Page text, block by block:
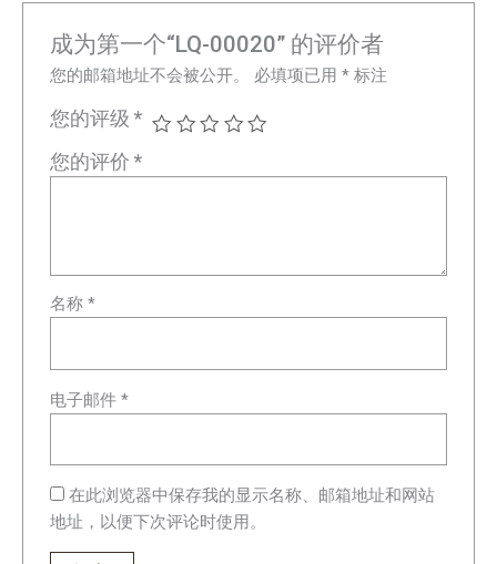
成为第一个“LQ-00020” 的评价者
您的邮箱地址不会被公开。 必填项已用* 标注
您的评级*
您的评价*
名称*
电子邮件*
在此浏览器中保存我的显示名称、邮箱地址和网站
地址，以便下次评论时使用。